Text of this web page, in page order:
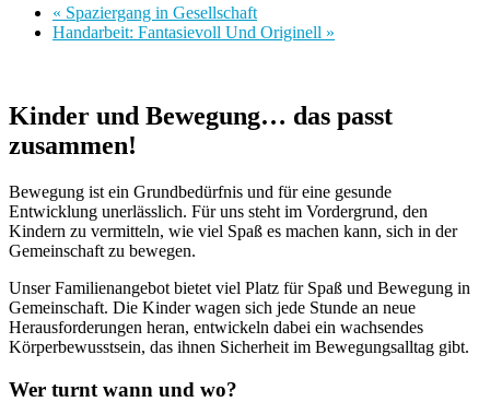
« Spaziergang in Gesellschaft
Handarbeit: Fantasievoll Und Originell »
Kinder und Bewegung… das passt
zusammen!
Bewegung ist ein Grundbedürfnis und für eine gesunde
Entwicklung unerlässlich. Für uns steht im Vordergrund, den
Kindern zu vermitteln, wie viel Spaß es machen kann, sich in der
Gemeinschaft zu bewegen.
Unser Familienangebot bietet viel Platz für Spaß und Bewegung in
Gemeinschaft. Die Kinder wagen sich jede Stunde an neue
Herausforderungen heran, entwickeln dabei ein wachsendes
Körperbewusstsein, das ihnen Sicherheit im Bewegungsalltag gibt.
Wer turnt wann und wo?